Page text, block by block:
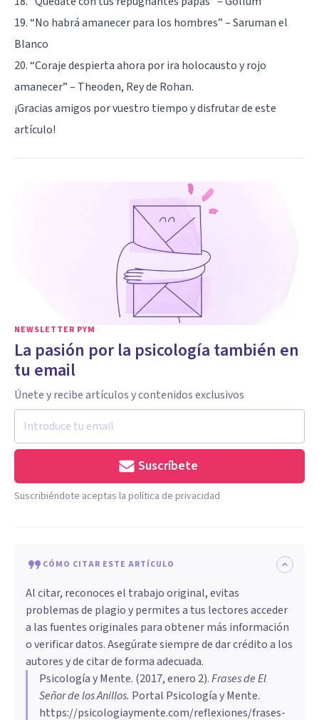
19. “No habrá amanecer para los hombres” – Saruman el
Blanco
20. “Coraje despierta ahora por ira holocausto y rojo
amanecer” – Theoden, Rey de Rohan.
¡Gracias amigos por vuestro tiempo y disfrutar de este
artículo!
NEWSLETTER PYM
La pasión por la psicología también en
tu email
Únete y recibe artículos y contenidos exclusivos
Suscríbete
Suscribiéndote aceptas la política de privacidad
CÓMO CITAR ESTE ARTÍCULO
Al citar, reconoces el trabajo original, evitas
problemas de plagio y permites a tus lectores acceder
a las fuentes originales para obtener más información
o verificar datos. Asegúrate siempre de dar crédito a los
autores y de citar de forma adecuada.
Psicología y Mente. (2017, enero 2).Frases de El
Señor de los Anillos. Portal Psicología y Mente.
https://psicologiaymente.com/reflexiones/frases-